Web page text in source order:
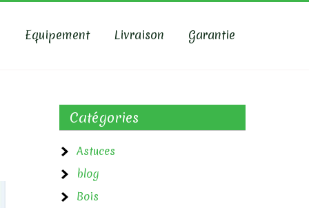
Equipement Livraison Garantie
Catégories
Astuces
blog
Bois